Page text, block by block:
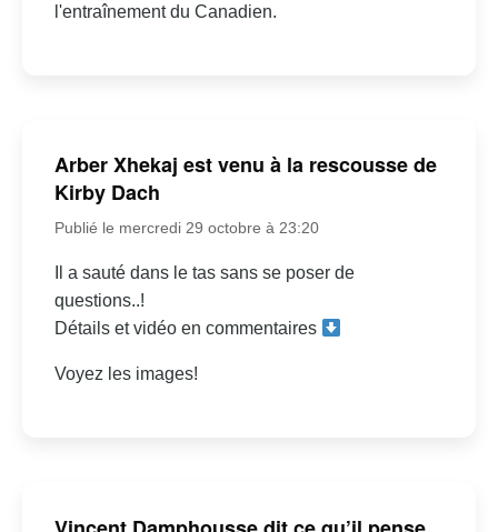
l'entraînement du Canadien.
Arber Xhekaj est venu à la rescousse de
Kirby Dach
Publié le mercredi 29 octobre à 23:20
Il a sauté dans le tas sans se poser de
questions..!
Détails et vidéo en commentaires
Voyez les images!